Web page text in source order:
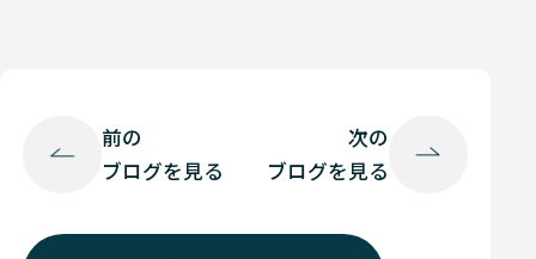
前の
ブログを見る
次の
ブログを見る